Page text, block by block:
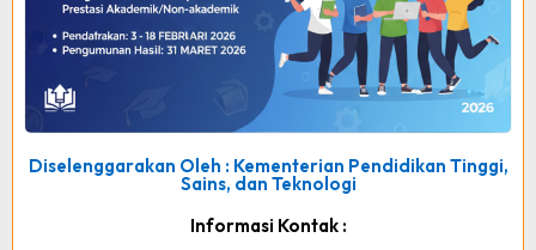
Diselenggarakan Oleh : Kementerian Pendidikan Tinggi,
Sains, dan Teknologi
Informasi Kontak :